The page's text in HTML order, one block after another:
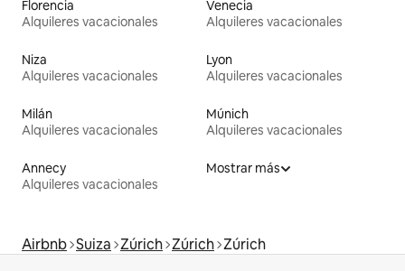
Florencia
Alquileres vacacionales
Venecia
Alquileres vacacionales
Niza
Alquileres vacacionales
Lyon
Alquileres vacacionales
Milán
Alquileres vacacionales
Múnich
Alquileres vacacionales
Annecy
Alquileres vacacionales
Mostrar más
Airbnb Suiza Zúrich Zúrich Zúrich